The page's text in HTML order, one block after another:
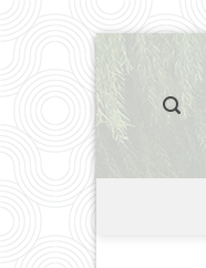
Passer
au
contenu